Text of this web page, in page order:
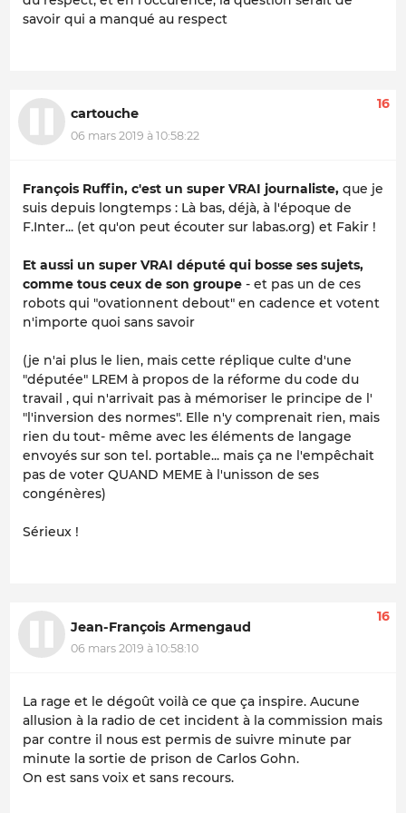
savoir qui a manqué au respect
cartouche
06 mars 2019 à 10:58:22
16
François Ruffin, c'est un super VRAI journaliste, que je
suis depuis longtemps : Là bas, déjà, à l'époque de
F.Inter... (et qu'on peut écouter sur labas.org) et Fakir !
Et aussi un super VRAI député qui bosse ses sujets,
comme tous ceux de son groupe - et pas un de ces
robots qui "ovationnent debout" en cadence et votent
n'importe quoi sans savoir
(je n'ai plus le lien, mais cette réplique culte d'une
"députée" LREM à propos de la réforme du code du
travail , qui n'arrivait pas à mémoriser le principe de l'
"l'inversion des normes". Elle n'y comprenait rien, mais
rien du tout- même avec les éléments de langage
envoyés sur son tel. portable... mais ça ne l'empêchait
pas de voter QUAND MEME à l'unisson de ses
congénères)
Sérieux !
Jean-François Armengaud
06 mars 2019 à 10:58:10
16
La rage et le dégoût voilà ce que ça inspire. Aucune
allusion à la radio de cet incident à la commission mais
par contre il nous est permis de suivre minute par
minute la sortie de prison de Carlos Gohn.
On est sans voix et sans recours.